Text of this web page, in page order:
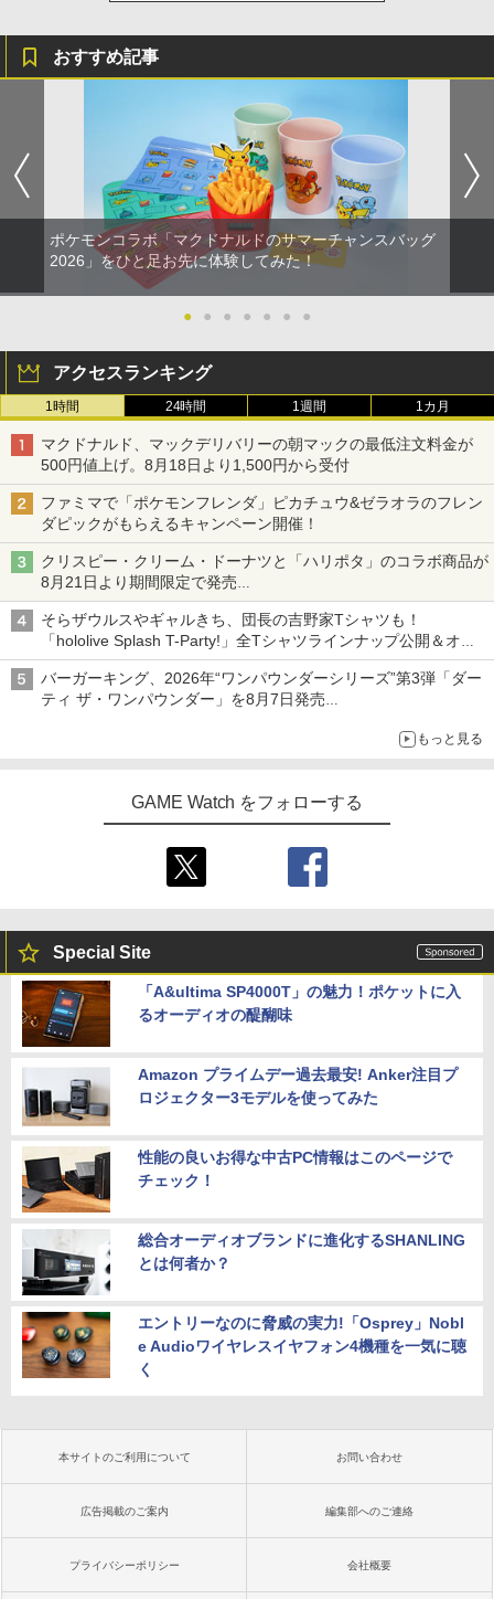
おすすめ記事
ポケモンコラボ「マクドナルドのサマーチャンスバッグ
2026」をひと足お先に体験してみた！
● ● ● ● ● ● ●
アクセスランキング
1時間 24時間 1週間 1カ月
マクドナルド、マックデリバリーの朝マックの最低注文料金が
500円値上げ。8月18日より1,500円から受付
ファミマで「ポケモンフレンダ」ピカチュウ&ゼラオラのフレン
ダピックがもらえるキャンペーン開催！
クリスピー・クリーム・ドーナツと「ハリポタ」のコラボ商品が
8月21日より期間限定で発売
組分け帽子ドーナツなど見た目も楽しい商品が登場
そらザウルスやギャルきち、団長の吉野家Tシャツも！
「hololive Splash T-Party!」全Tシャツラインナップ公開＆オン
ライン販売開始
バーガーキング、2026年“ワンパウンダーシリーズ”第3弾「ダー
ティ ザ・ワンパウンダー」を8月7日発売
もっと見る
GAME Watch をフォローする
Special Site
「A&ultima SP4000T」の魅力！ポケットに入
るオーディオの醍醐味
Amazon プライムデー過去最安! Anker注目プ
ロジェクター3モデルを使ってみた
性能の良いお得な中古PC情報はこのページで
チェック！
総合オーディオブランドに進化するSHANLING
とは何者か？
エントリーなのに脅威の実力!「Osprey」Nobl
e Audioワイヤレスイヤフォン4機種を一気に聴
く
本サイトのご利用について お問い合わせ
広告掲載のご案内 編集部へのご連絡
プライバシーポリシー 会社概要